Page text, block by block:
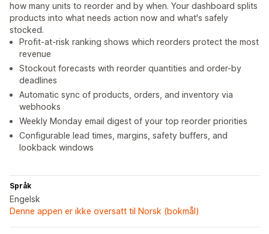
how many units to reorder and by when. Your dashboard splits
products into what needs action now and what's safely
stocked.
Profit-at-risk ranking shows which reorders protect the most
revenue
Stockout forecasts with reorder quantities and order-by
deadlines
Automatic sync of products, orders, and inventory via
webhooks
Weekly Monday email digest of your top reorder priorities
Configurable lead times, margins, safety buffers, and
lookback windows
Språk
Engelsk
Denne appen er ikke oversatt til Norsk (bokmål)